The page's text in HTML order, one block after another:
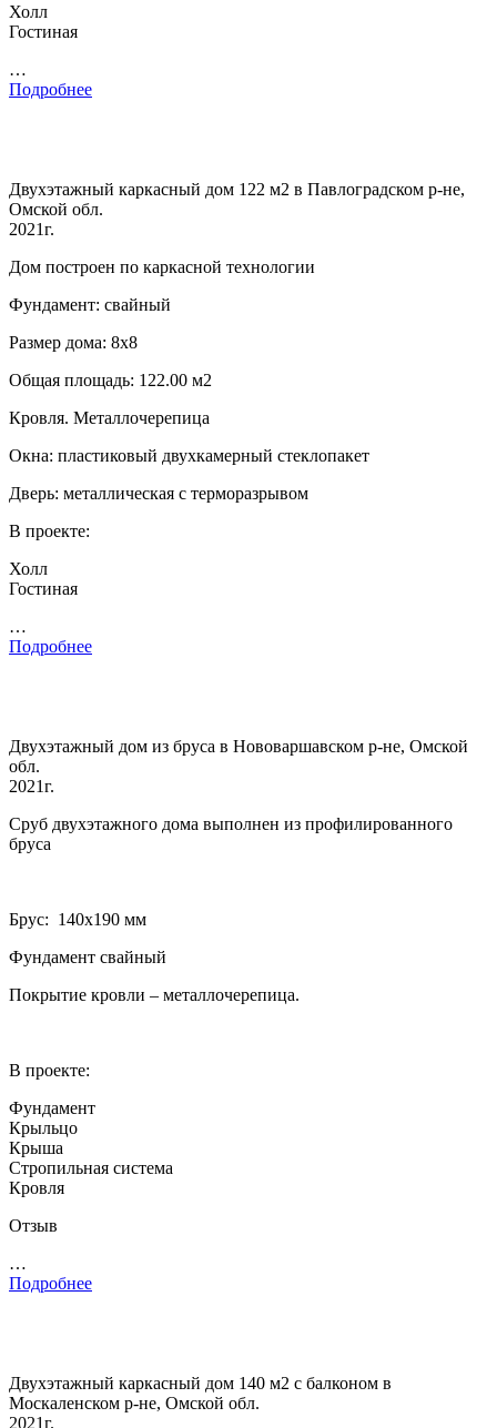
Холл
Гостиная
…
Подробнее
Двухэтажный каркасный дом 122 м2 в Павлоградском р-не,
Омской обл.
2021г.
Дом построен по каркасной технологии
Фундамент: свайный
Размер дома: 8х8
Общая площадь: 122.00 м2
Кровля. Металлочерепица
Окна: пластиковый двухкамерный стеклопакет
Дверь: металлическая с терморазрывом
В проекте:
Холл
Гостиная
…
Подробнее
Двухэтажный дом из бруса в Нововаршавском р-не, Омской
обл.
2021г.
Сруб двухэтажного дома выполнен из профилированного
бруса
Брус: 140­х190 мм
Фундамент свайный
Покрытие кровли – металлочерепица.
В проекте:
Фундамент
Крыльцо
Крыша
Стропильная система
Кровля
Отзыв
…
Подробнее
Двухэтажный каркасный дом 140 м2 с балконом в
Москаленском р-не, Омской обл.
2021г.